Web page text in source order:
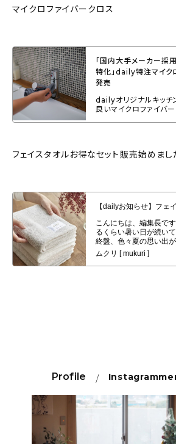
マイクロファイバークロス
「国内大手メーカー採
特化」daily特注マイク
発売
dailyオリジナルキッチ
良いマイクロファイバ
フェイスタオルお得なセット販売始めまし
【dailyお知らせ】フェイスタオルお得なセット販売
Profile